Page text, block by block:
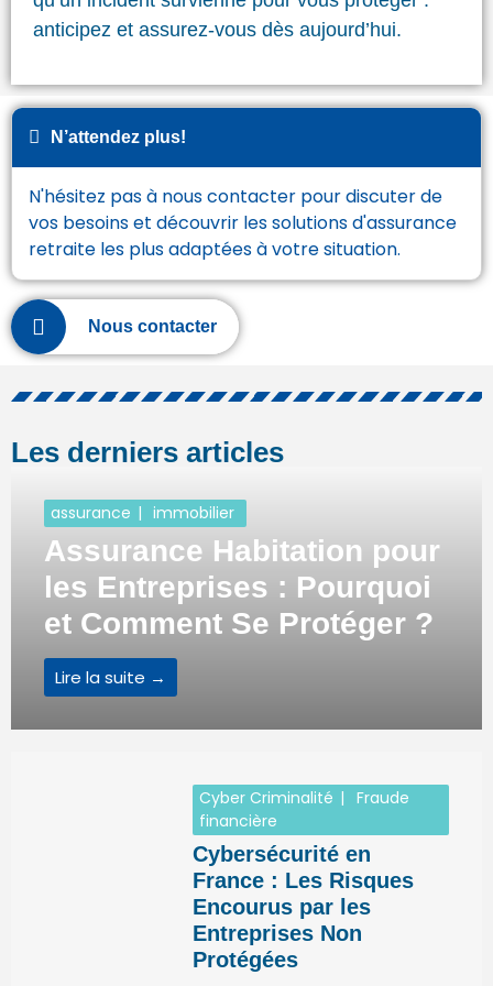
anticipez et assurez-vous dès aujourd’hui.
N’attendez plus!
N'hésitez pas à nous contacter pour discuter de
vos besoins et découvrir les solutions d'assurance
retraite les plus adaptées à votre situation.
Nous contacter
Les derniers articles
assurance immobilier
Assurance Habitation pour
les Entreprises : Pourquoi
et Comment Se Protéger ?
Lire la suite →
Cyber Criminalité
Fraude
financière
Cybersécurité en
France : Les Risques
Encourus par les
Entreprises Non
Protégées